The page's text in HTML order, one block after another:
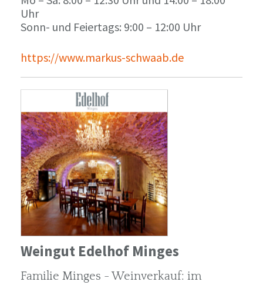
Uhr
Sonn- und Feiertags: 9:00 – 12:00 Uhr
https://www.markus-schwaab.de
Weingut Edelhof Minges
Familie Minges - Weinverkauf: im